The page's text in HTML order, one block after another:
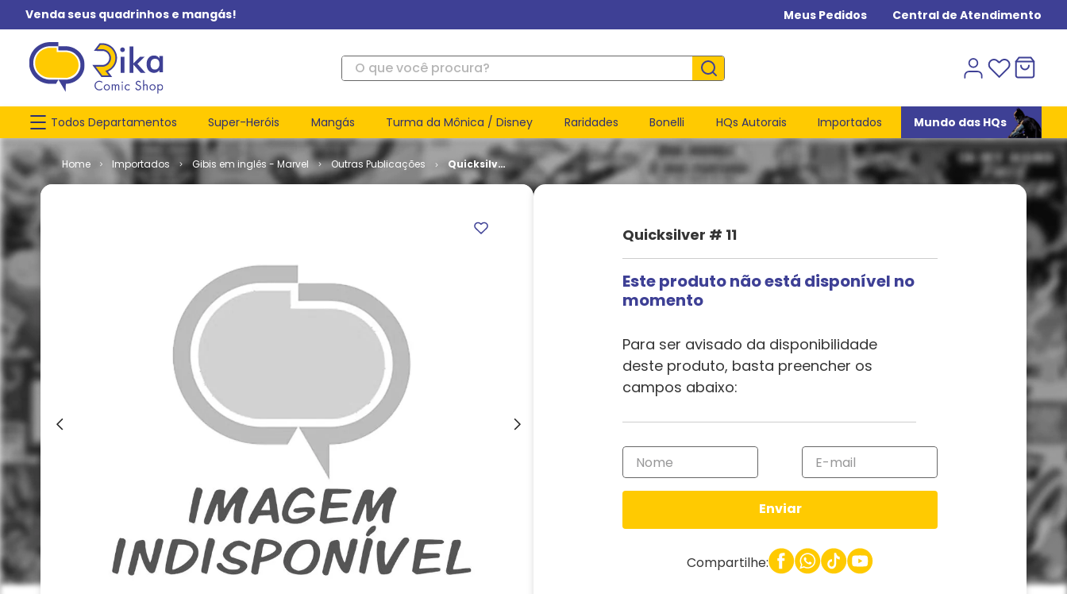
Venda seus quadrinhos e mangás! Meus Pedidos Central de Atendimento
O que você procura?
Todos Departamentos Super-Heróis Mangás Turma da Mônica / Disney Raridades Bonelli HQs Autorais Importados Mundo das HQs
Importados Gibis em inglês - Marvel Outras Publicações
Quicksilver
# 11
Quicksilver # 11
Este produto não está disponível no
momento
Para ser avisado da disponibilidade
deste produto, basta preencher os
campos abaixo:
Enviar
Compartilhe: